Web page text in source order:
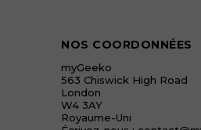
NOS COORDONNÉES
myGeeko
563 Chiswick High Road
London
W4 3AY
Royaume-Uni